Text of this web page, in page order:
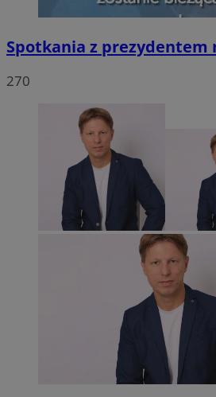
Spotkania z prezydentem
270